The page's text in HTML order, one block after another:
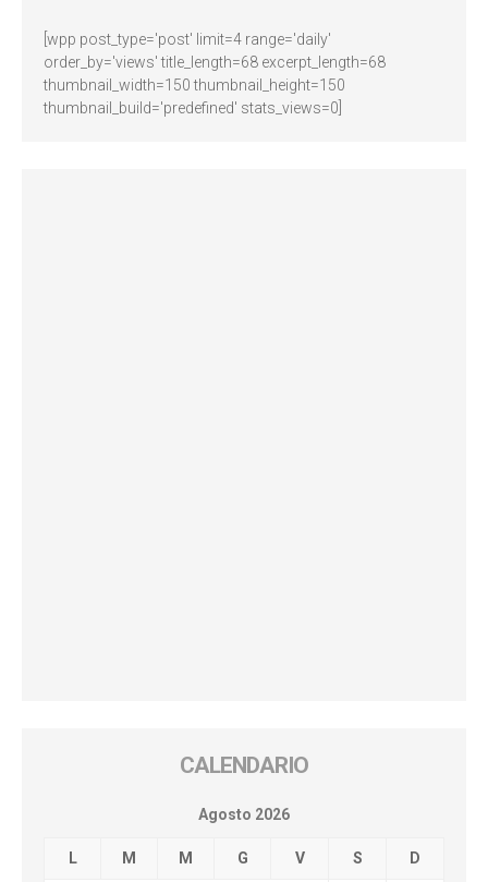
[wpp post_type='post' limit=4 range='daily'
order_by='views' title_length=68 excerpt_length=68
thumbnail_width=150 thumbnail_height=150
thumbnail_build='predefined' stats_views=0]
CALENDARIO
Agosto 2026
L M M G V S D